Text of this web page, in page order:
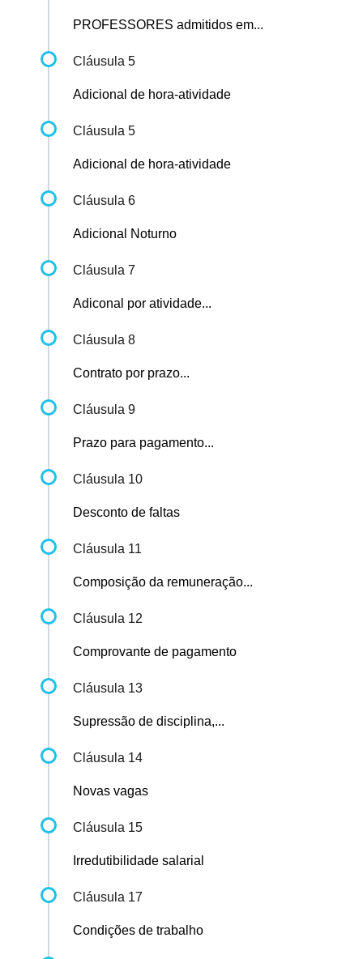
PROFESSORES admitidos em...
Cláusula 5
Adicional de hora-atividade
Cláusula 5
Adicional de hora-atividade
Cláusula 6
Adicional Noturno
Cláusula 7
Adiconal por atividade...
Cláusula 8
Contrato por prazo...
Cláusula 9
Prazo para pagamento...
Cláusula 10
Desconto de faltas
Cláusula 11
Composição da remuneração...
Cláusula 12
Comprovante de pagamento
Cláusula 13
Supressão de disciplina,...
Cláusula 14
Novas vagas
Cláusula 15
Irredutibilidade salarial
Cláusula 17
Condições de trabalho